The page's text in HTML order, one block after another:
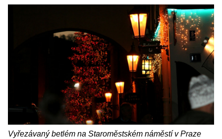
Vyřezávaný betlém na Staroměstském náměstí v Praze